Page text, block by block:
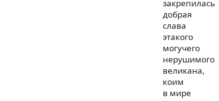
закрепилась
добрая
слава
этакого
могучего
нерушимого
великана,
коим
в мире